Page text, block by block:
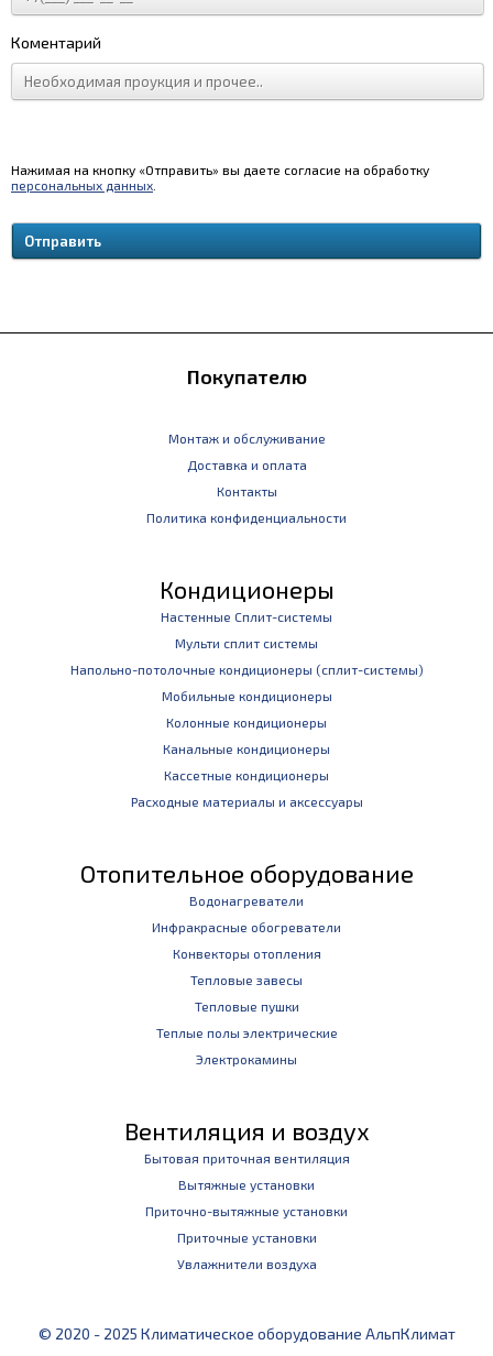
Коментарий
Нажимая на кнопку «Отправить» вы даете согласие на обработку
персональных данных
Покупателю
Монтаж и обслуживание
Доставка и оплата
Контакты
Политика конфиденциальности
Кондиционеры
Настенные Сплит-системы
Мульти сплит системы
Напольно-потолочные кондиционеры (сплит-системы)
Мобильные кондиционеры
Колонные кондиционеры
Канальные кондиционеры
Кассетные кондиционеры
Расходные материалы и аксессуары
Отопительное оборудование
Водонагреватели
Инфракрасные обогреватели
Конвекторы отопления
Тепловые завесы
Тепловые пушки
Теплые полы электрические
Электрокамины
Вентиляция и воздух
Бытовая приточная вентиляция
Вытяжные установки
Приточно-вытяжные установки
Приточные установки
Увлажнители воздуха
© 2020 - 2025 Климатическое оборудование АльпКлимат